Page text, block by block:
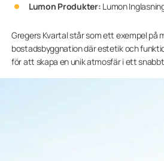
Lumon Produkter: Lumon
Gregers Kvartal står som ett exempel på
bostadsbyggnation där estetik och
för att skapa en unik atmosfär i ett